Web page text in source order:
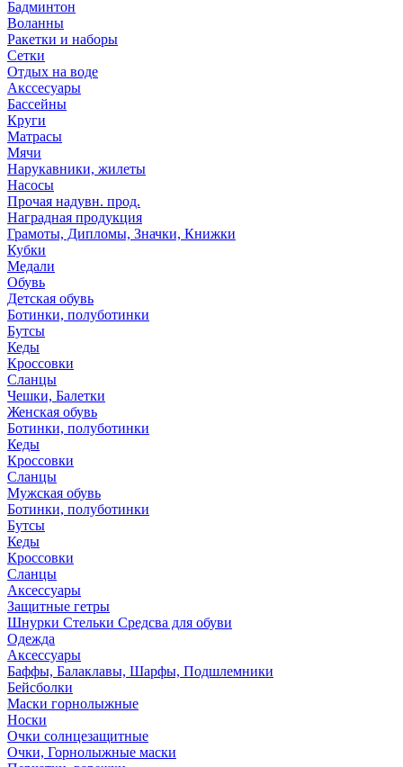
Бадминтон
Воланны
Ракетки и наборы
Сетки
Отдых на воде
Акссесуары
Бассейны
Круги
Матрасы
Мячи
Нарукавники, жилеты
Насосы
Прочая надувн. прод.
Наградная продукция
Грамоты, Дипломы, Значки, Книжки
Кубки
Медали
Обувь
Детская обувь
Ботинки, полуботинки
Бутсы
Кеды
Кроссовки
Сланцы
Чешки, Балетки
Женская обувь
Ботинки, полуботинки
Кеды
Кроссовки
Сланцы
Мужская обувь
Ботинки, полуботинки
Бутсы
Кеды
Кроссовки
Сланцы
Аксессуары
Защитные гетры
Шнурки Стельки Средсва для обуви
Одежда
Аксессуары
Баффы, Балаклавы, Шарфы, Подшлемники
Бейсболки
Маски горнолыжные
Носки
Очки солнцезащитные
Очки, Горнолыжные маски